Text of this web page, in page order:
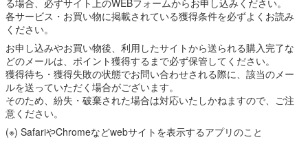
各サービス・お買い物に掲載されている獲得条件を必ずよくお読み
ください。
お申し込みやお買い物後、利用したサイトから送られる購入完了な
どのメールは、ポイント獲得するまで必ず保管してください。
獲得待ち・獲得失敗の状態でお問い合わせされる際に、該当のメー
ルを送っていただく場合がございます。
そのため、紛失・破棄された場合は対応いたしかねますので、ご注
意ください。
(※) SafariやChromeなどwebサイトを表示するアプリのこと